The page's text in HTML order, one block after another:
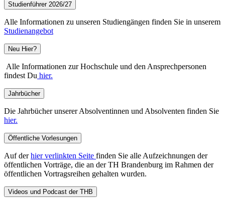
Studienführer 2026/27
Alle Informationen zu unseren Studiengängen finden Sie in unserem
Studienangebot
Neu Hier?
Alle Informationen zur Hochschule und den Ansprechpersonen
findest Du hier.
Jahrbücher
Die Jahrbücher unserer Absolventinnen und Absolventen finden Sie
hier.
Öffentliche Vorlesungen
Auf derhier verlinkten Seite finden Sie alle Aufzeichnungen der
öffentlichen Vorträge, die an der TH Brandenburg im Rahmen der
öffentlichen Vortragsreihen gehalten wurden.
Videos und Podcast der THB